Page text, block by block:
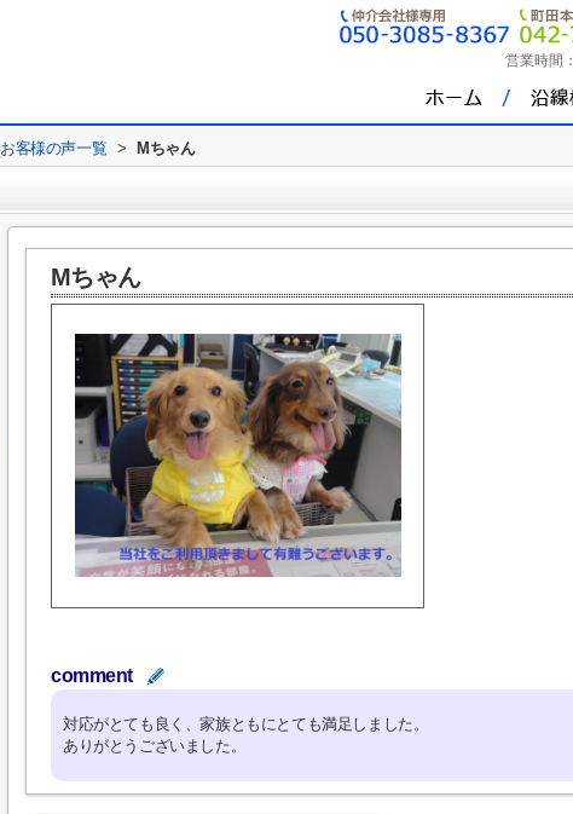
営業時間：
お客様の声一覧 > Mちゃん
Mちゃん
comment
対応がとても良く、家族ともにとても満足しました。
ありがとうございました。